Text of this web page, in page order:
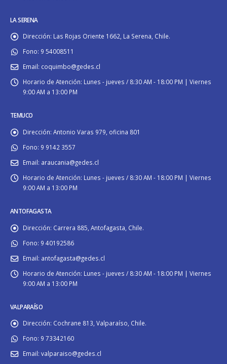
LA SERENA
Dirección: Las Rojas Oriente 1662, La Serena, Chile.
Fono: 9 54008511
Email: coquimbo@gedes.cl
Horario de Atención: Lunes - jueves / 8:30 AM - 18:00 PM | Viernes
9:00 AM a 13:00 PM
TEMUCO
Dirección: Antonio Varas 979, oficina 801
Fono: 9 9142 3557
Email: araucania@gedes.cl
Horario de Atención: Lunes - jueves / 8:30 AM - 18:00 PM | Viernes
9:00 AM a 13:00 PM
ANTOFAGASTA
Dirección: Carrera 885, Antofagasta, Chile.
Fono: 9 40192586
Email: antofagasta@gedes.cl
Horario de Atención: Lunes - jueves / 8:30 AM - 18:00 PM | Viernes
9:00 AM a 13:00 PM
VALPARAÍSO
Dirección: Cochrane 813, Valparaíso, Chile.
Fono: 9 73342160
Email: valparaiso@gedes.cl